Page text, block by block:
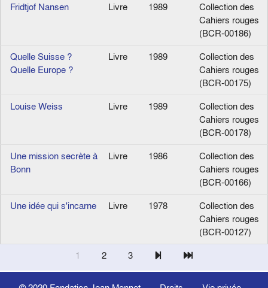
Fridtjof Nansen
Livre 1989
Collection des
Cahiers rouges
(BCR-00186)
Quelle Suisse ?
Quelle Europe ?
Livre 1989
Collection des
Cahiers rouges
(BCR-00175)
Louise Weiss
Livre 1989
Collection des
Cahiers rouges
(BCR-00178)
Une mission secrète à
Bonn
Livre 1986
Collection des
Cahiers rouges
(BCR-00166)
Une idée qui s'incarne
Livre 1978
Collection des
Cahiers rouges
(BCR-00127)
1
2 3